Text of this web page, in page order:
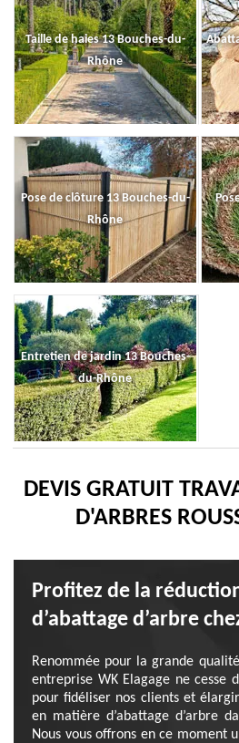
Taille de haies 13 Bouches-du-
Rhône
Pose de clôture 13 Bouches-du-
Rhône
Entretien de jardin 13 Bouches-
du-Rhône
DEVIS GRATUIT
D'ARBRES
Profitez de la
d’abattage d’arbre
Renommée pour la grande
entreprise WK Elagage ne cesse
pour fidéliser nos clients et
en matière d’abattage d’arbre
Nous vous offrons en ce moment